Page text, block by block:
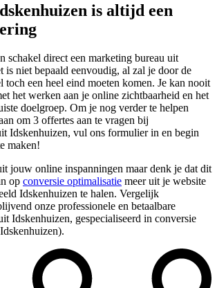
is altijd een
schakel direct een marketing bureau uit
is niet bepaald eenvoudig, al zal je door de
toch een heel eind moeten komen. Je kan nooit
het werken aan je online zichtbaarheid en het
doelgroep. Om je nog verder te helpen
om 3 offertes aan te vragen bij
Idskenhuizen, vul ons formulier in en begin
maken!
jouw online inspanningen maar denk je dat dit
op conversie optimalisatie meer uit je website
Idskenhuizen te halen. Vergelijk
onze professionele en betaalbare
Idskenhuizen, gespecialiseerd in conversie